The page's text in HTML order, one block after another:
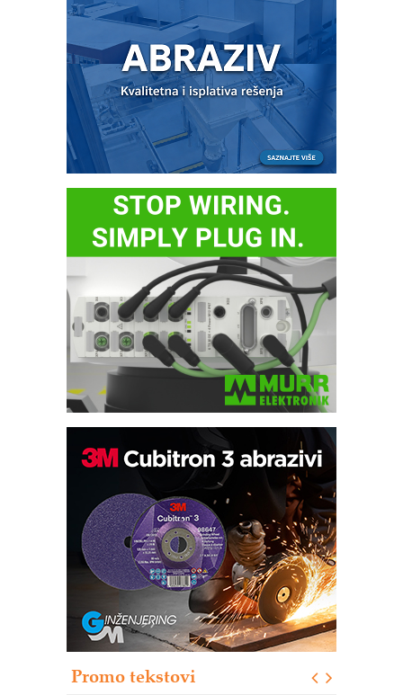
Promo tekstovi
Bezbednost na prvom mestu!
IB BLUMENAUER - više od 40 godina
poverenja u industriji
COMBYPACK
RMQ-TITAN ADVANCED INDICATOR
– Pametna signalizacija za efikasnije
upravljanje mašinama
Sigurnije ispitivanje transformatora u
solarnim elektranama i vetroparkovima